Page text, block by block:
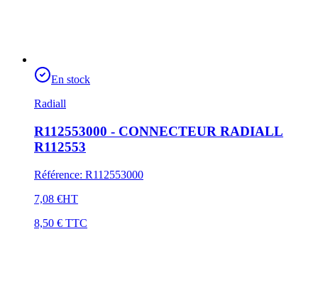
En stock
Radiall
R112553000 - CONNECTEUR RADIALL
R112553
Référence: R112553000
7,08 €HT
8,50 € TTC